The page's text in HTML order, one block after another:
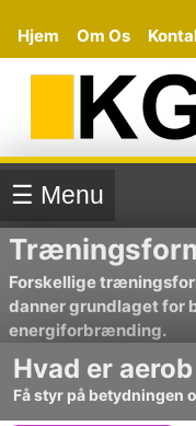
Hjem Om Os
☰ Menu
Forskellige
danner grundlaget for
energiforbrænding.
Hvad er
Få styr på betydningen